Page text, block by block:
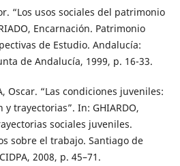
“Los usos sociales del patrimonio
Encarnación. Patrimonio
de Estudio. Andalucía:
de Andalucía, 1999, p. 16-33.
Oscar. “Las condiciones juveniles:
trayectorias”. In: GHIARDO,
sociales juveniles.
sobre el trabajo. Santiago de
2008, p. 45–71.